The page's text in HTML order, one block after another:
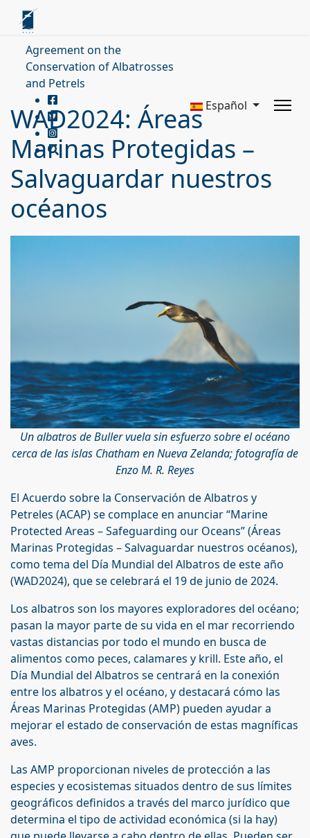
Agreement on the
Conservation of Albatrosses
and Petrels
Español
WAD2024: Áreas
Marinas Protegidas –
Salvaguardar nuestros
océanos
Un albatros de Buller vuela sin esfuerzo sobre el océano
cerca de las islas Chatham en Nueva Zelanda; fotografía de
Enzo M. R. Reyes
El Acuerdo sobre la Conservación de Albatros y
Petreles (ACAP) se complace en anunciar “Marine
Protected Areas – Safeguarding our Oceans” (Áreas
Marinas Protegidas – Salvaguardar nuestros océanos),
como tema del Día Mundial del Albatros de este año
(WAD2024), que se celebrará el 19 de junio de 2024.
Los albatros son los mayores exploradores del océano;
pasan la mayor parte de su vida en el mar recorriendo
vastas distancias por todo el mundo en busca de
alimentos como peces, calamares y krill. Este año, el
Día Mundial del Albatros se centrará en la conexión
entre los albatros y el océano, y destacará cómo las
Áreas Marinas Protegidas (AMP) pueden ayudar a
mejorar el estado de conservación de estas magníficas
aves.
Las AMP proporcionan niveles de protección a las
especies y ecosistemas situados dentro de sus límites
geográficos definidos a través del marco jurídico que
determina el tipo de actividad económica (si la hay)